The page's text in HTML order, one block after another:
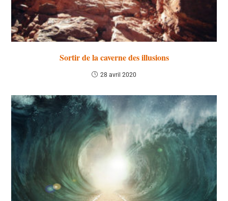
Sortir de la caverne des illusions
28 avril 2020